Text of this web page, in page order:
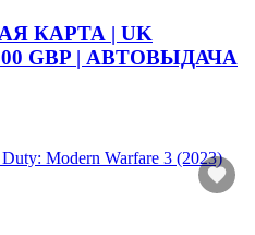
КАРТА | UK
GBP | АВТОВЫДАЧА